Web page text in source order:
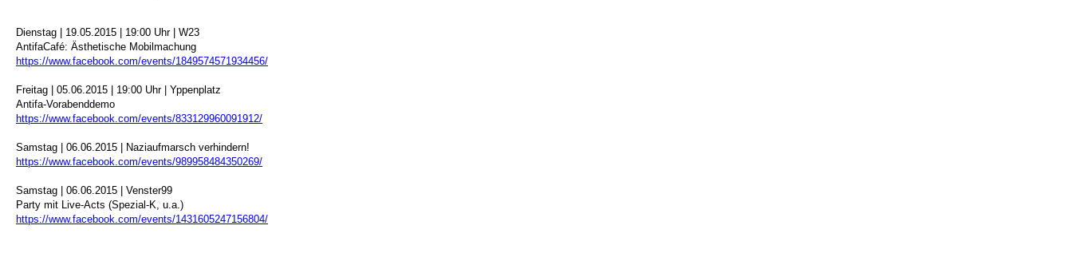
Dienstag | 19.05.2015 | 19:00 Uhr | W23
AntifaCafé: Ästhetische Mobilmachung
https://www.facebook.com/events/1849574571934456/
Freitag | 05.06.2015 | 19:00 Uhr | Yppenplatz
Antifa-Vorabenddemo
https://www.facebook.com/events/833129960091912/
Samstag | 06.06.2015 | Naziaufmarsch verhindern!
https://www.facebook.com/events/989958484350269/
Samstag | 06.06.2015 | Venster99
Party mit Live-Acts (Spezial-K, u.a.)
https://www.facebook.com/events/1431605247156804/